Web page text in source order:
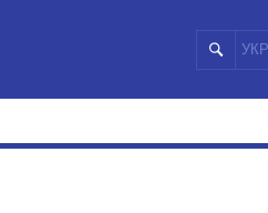
УКР